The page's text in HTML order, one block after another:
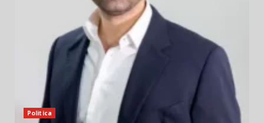
Politica